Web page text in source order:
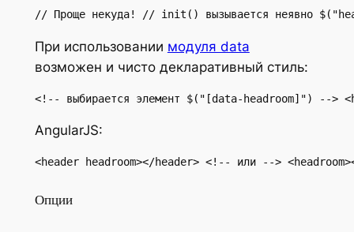
// Проще некуда! // init() вызывается неявно
При использовании модуля data
возможен и чисто декларативный стиль:
<!-- выбирается элемент $("[data-headroom]") -->
AngularJS:
<header headroom></header> <!-- или -->
Опции